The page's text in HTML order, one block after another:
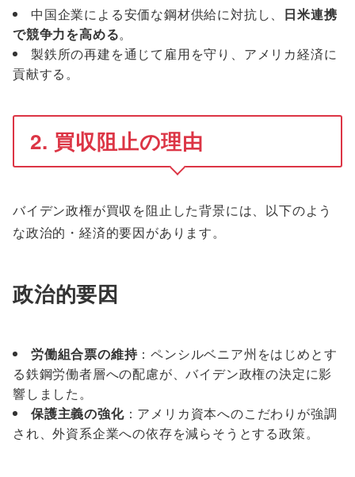
中国企業による安価な鋼材供給に対抗し、 日米連携
で競争力を高める。
製鉄所の再建を通じて雇用を守り、アメリカ経済に
貢献する。
2. 買収阻止の理由
バイデン政権が買収を阻止した背景には、以下のよう
な政治的・経済的要因があります。
政治的要因
労働組合票の維持：ペンシルベニア州をはじめとす
る鉄鋼労働者層への配慮が、バイデン政権の決定に影
響しました。
保護主義の強化：アメリカ資本へのこだわりが強調
され、外資系企業への依存を減らそうとする政策。